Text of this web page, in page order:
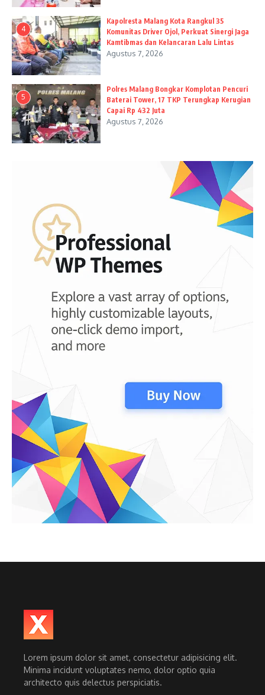
4
Kapolresta Malang Kota Rangkul 35
Komunitas Driver Ojol, Perkuat Sinergi Jaga
Kamtibmas dan Kelancaran Lalu Lintas
Agustus 7, 2026
5
Polres Malang Bongkar Komplotan Pencuri
Baterai Tower, 17 TKP Terungkap Kerugian
Capai Rp 432 Juta
Agustus 7, 2026
Lorem ipsum dolor sit amet, consectetur adipisicing elit.
Minima incidunt voluptates nemo, dolor optio quia
architecto quis delectus perspiciatis.